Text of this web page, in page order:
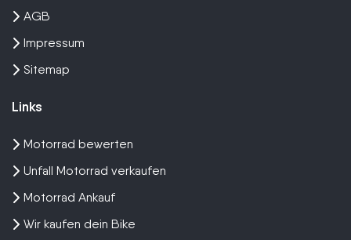
AGB
Impressum
Sitemap
Links
Motorrad bewerten
Unfall Motorrad verkaufen
Motorrad Ankauf
Wir kaufen dein Bike